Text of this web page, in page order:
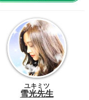
ユキミツ
雪光先生